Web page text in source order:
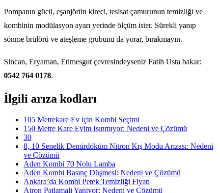
Pompanın gücü, eşanjörün kireci, tesisat çamurunun temizliği ve
kombinin modülasyon ayarı yerinde ölçüm ister. Sürekli yanıp
sönme brülörü ve ateşleme grubunu da yorar, bırakmayın.
Sincan, Eryaman, Etimesgut çevresindeyseniz Fatih Usta bakar:
0542 764 0178.
İlgili arıza kodları
105 Metrekare Ev için Kombi Seçimi
150 Metre Kare Evim Isınmıyor: Nedeni ve Çözümü
30
8, 10 Senelik Demirdöküm Nitron Kış Modu Arızası: Nedeni
ve Çözümü
Aden Kombi 70 Nolu Lamba
Aden Kombi Basınç Düşmesi: Nedeni ve Çözümü
Ankara’da Kombi Petek Temizliği Fiyatı
Atron Patlamali Yaniyor: Nedeni ve Çözümü